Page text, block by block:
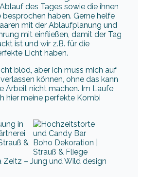
des Tages sowie die ihnen
haben. Gerne helfe
mit der Ablaufplanung und
mit einfließen, damit der Tag
ist und wir z.B. für die
Licht haben.
blöd, aber ich muss mich auf
können, ohne das kann
Arbeit nicht machen. Im Laufe
hier meine perfekte Kombi
Zeitz – Jung und Wild design